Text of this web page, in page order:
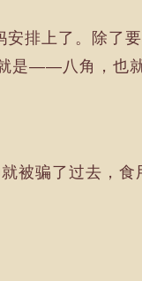
排上了。除了
是——八角，也就
被骗了过去，食